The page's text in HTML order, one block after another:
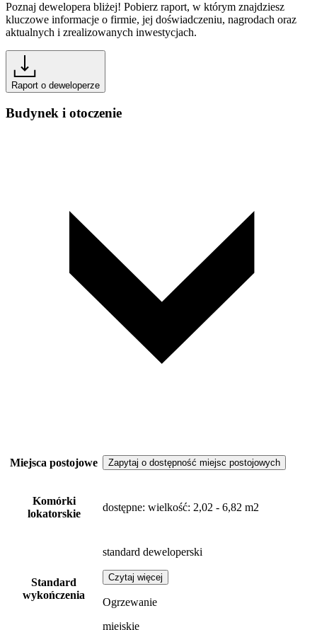
Poznaj dewelopera bliżej! Pobierz raport, w którym znajdziesz
kluczowe informacje o firmie, jej doświadczeniu, nagrodach oraz
aktualnych i zrealizowanych inwestycjach.
Raport o deweloperze
Budynek i otoczenie
Miejsca postojowe Zapytaj o dostępność miejsc postojowych
Komórki
lokatorskie
dostępne: wielkość: 2,02 - 6,82 m2
Standard
wykończenia
standard deweloperski
Czytaj więcej
Ogrzewanie
miejskie